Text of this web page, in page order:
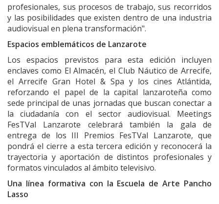
profesionales, sus procesos de trabajo, sus recorridos
y las posibilidades que existen dentro de una industria
audiovisual en plena transformación".
Espacios emblemáticos de Lanzarote
Los espacios previstos para esta edición incluyen
enclaves como El Almacén, el Club Náutico de Arrecife,
el Arrecife Gran Hotel & Spa y los cines Atlántida,
reforzando el papel de la capital lanzaroteña como
sede principal de unas jornadas que buscan conectar a
la ciudadanía con el sector audiovisual. Meetings
FesTVal Lanzarote celebrará también la gala de
entrega de los III Premios FesTVal Lanzarote, que
pondrá el cierre a esta tercera edición y reconocerá la
trayectoria y aportación de distintos profesionales y
formatos vinculados al ámbito televisivo.
Una línea formativa con la Escuela de Arte Pancho
Lasso